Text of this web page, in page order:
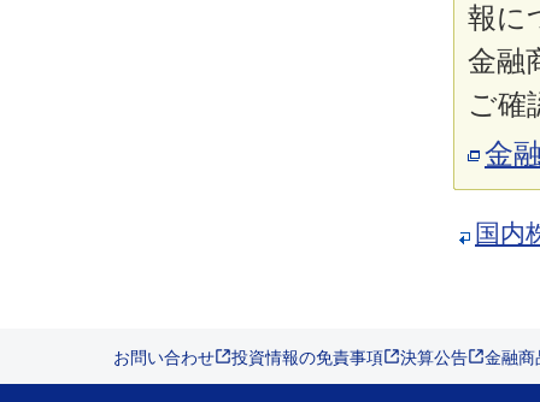
報に
金融
ご確
金
国内
お問い合わせ 投資情報の免責事項 決算公告 金融